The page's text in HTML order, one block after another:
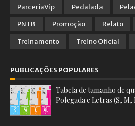
ParceriaVip
Pedalada
PNTB
Promoção Relato
Treinamento
Treino Oficial
PUBLICAÇÕES POPULARES
Tabela de tamanho de
Polegada e Letras (S, M,